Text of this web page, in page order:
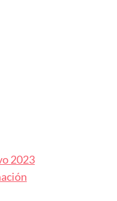
2023